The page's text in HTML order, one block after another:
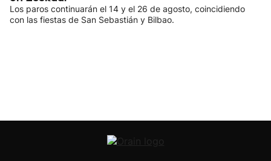
Los paros continuarán el 14 y el 26 de agosto, coincidiendo
con las fiestas de San Sebastián y Bilbao.